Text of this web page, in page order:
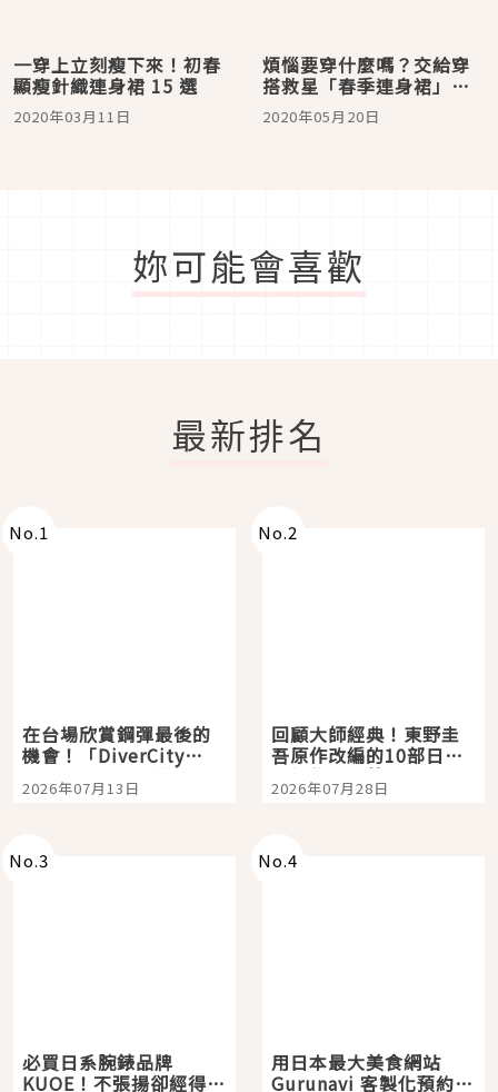
一穿上立刻瘦下來！初春
顯瘦針織連身裙 15 選
2020年03月11日
煩惱要穿什麼嗎？交給穿
搭救星「春季連身裙」就
對了！
2020年05月20日
妳可能會喜歡
最新排名
No.1
在台場欣賞鋼彈最後的
機會！「DiverCity
Tokyo Plaza」搭船、
購物、美食及夜景，一
2026年07月13日
No.2
回顧大師經典！東野圭
吾原作改編的10部日本
影視作品推薦
2026年07月28日
No.3
必買日系腕錶品牌
KUOE！不張揚卻經得起
No.4
用日本最大美食網站
Gurunavi 客製化預約九